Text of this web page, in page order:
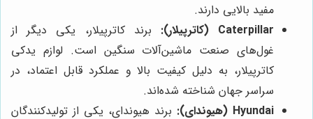
مفید بالایی دارند.
Caterpillar (کاترپیلار):
برند کاترپیلار، یکی دیگر از
غول‌های صنعت ماشین‌آلات سنگین است. لوازم یدکی
کاترپیلار، به دلیل کیفیت بالا و عملکرد قابل اعتماد، در
سراسر جهان شناخته شده‌اند.
Hyundai (هیوندای):
برند هیوندای، یکی از تولیدکنندگان